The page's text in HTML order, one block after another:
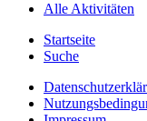
Alle Aktivitäten
Startseite
Suche